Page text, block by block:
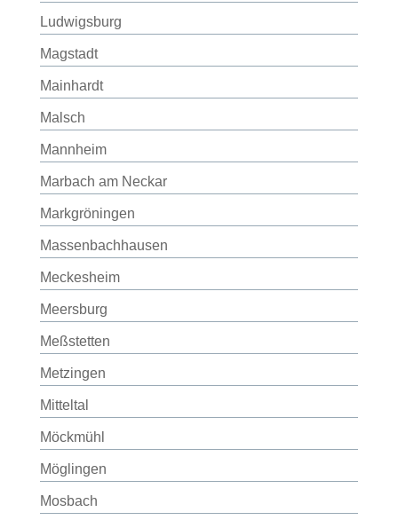
Ludwigsburg
Magstadt
Mainhardt
Malsch
Mannheim
Marbach am Neckar
Markgröningen
Massenbachhausen
Meckesheim
Meersburg
Meßstetten
Metzingen
Mitteltal
Möckmühl
Möglingen
Mosbach